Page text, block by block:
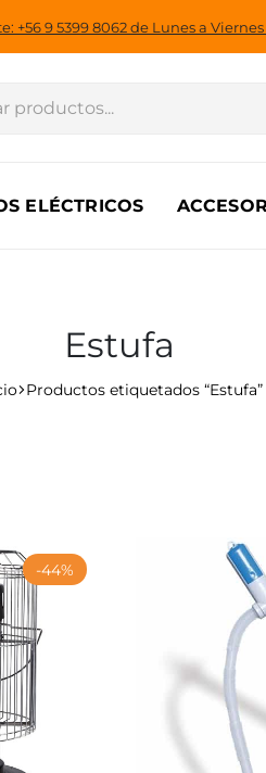
+56 9 5399 8062 de Lunes a
ELÉCTRICOS
Estufa
Productos etiquetados “Estufa”
-44%